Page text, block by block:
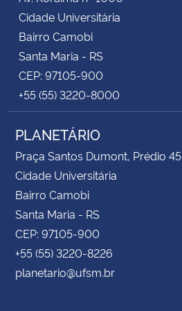
Cidade Universitária
Bairro Camobi
Santa Maria - RS
CEP: 97105-900
+55 (55) 3220-8000
PLANETÁRIO
Praça Santos Dumont, Prédio 45
Cidade Universitária
Bairro Camobi
Santa Maria - RS
CEP: 97105-900
+55 (55) 3220-8226
planetario@ufsm.br